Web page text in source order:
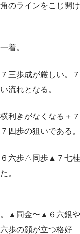
のラインをこじ開け
着。
三歩成が厳しい。７
流れとなる。
利きがなくなる＋７
四歩の狙いである。
六歩△同歩▲７七桂
。
。▲同金〜▲６六銀や
歩の顔が立つ格好